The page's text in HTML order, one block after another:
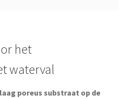
het
waterval
poreus substraat op de